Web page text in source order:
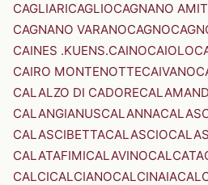
CAGLIARICAGLIOCAGNANO
CAGNANO VARANOCAGNO
CAINES .KUENS.CAINOCAIOLO
CAIRO MONTENOTTECAIVANO
CALALZO DI CADORE
CALANGIANUSCALANNA
CALASCIBETTACALASCIO
CALATAFIMICALAVINOCALCATA
CALCICALCIANOCALCINAIA